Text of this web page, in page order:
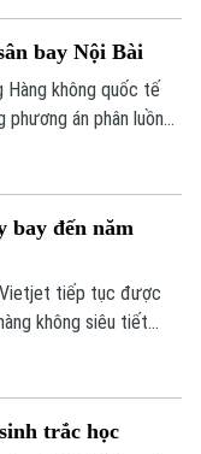
bay Nội Bài
Hàng không quốc tế
phương án phân luồng
bay đến năm
Vietjet tiếp tục được
không siêu tiết
Tiền đề tăng trưởng
trắc học